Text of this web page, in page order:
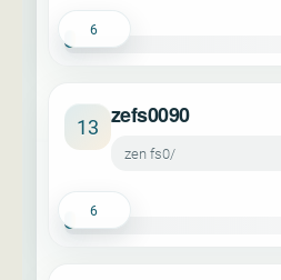
6
13 zefs0090
zen fs0/
6